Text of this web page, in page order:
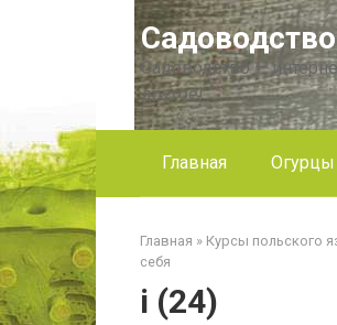
Садоводство
Садоводство —
другое!
Главная Огурцы
Главная » Курсы польского
себя
i (24)